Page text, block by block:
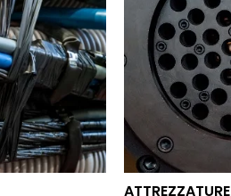
ATTREZZATURE